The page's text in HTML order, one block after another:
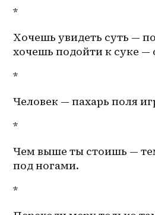
*
Хочешь увидеть суть —
хочешь подойти к суке —
*
Человек — пахарь поля
*
Чем выше ты стоишь —
под ногами.
*